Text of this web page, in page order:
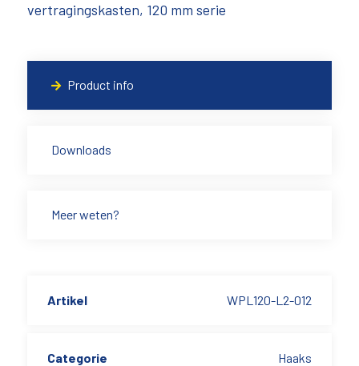
vertragingskasten, 120 mm serie
Product info
Downloads
Meer weten?
Artikel WPL120-L2-012
Categorie Haaks